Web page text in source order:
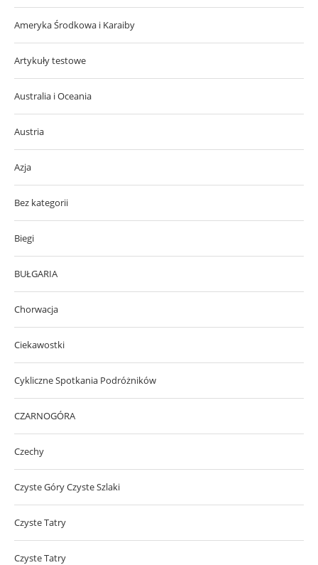
Ameryka Środkowa i Karaiby
Artykuły testowe
Australia i Oceania
Austria
Azja
Bez kategorii
Biegi
BUŁGARIA
Chorwacja
Ciekawostki
Cykliczne Spotkania Podróżników
CZARNOGÓRA
Czechy
Czyste Góry Czyste Szlaki
Czyste Tatry
Czyste Tatry